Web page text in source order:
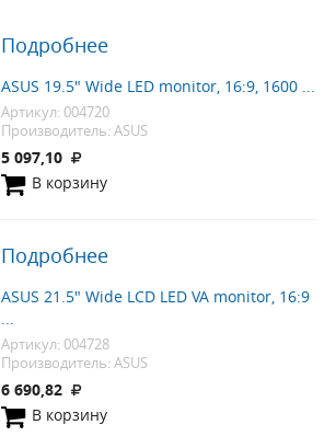
Подробнее
ASUS 19.5" Wide LED monitor, 16:9, 1600 ...
Артикул: 004720
Производитель: ASUS
5 097,10
В корзину
Подробнее
ASUS 21.5" Wide LCD LED VA monitor, 16:9
...
Артикул: 004728
Производитель: ASUS
6 690,82
В корзину